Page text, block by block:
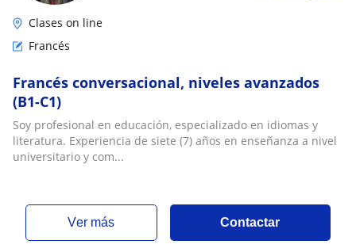
Clases on line
Francés
Francés conversacional, niveles avanzados
(B1-C1)
Soy profesional en educación, especializado en idiomas y
literatura. Experiencia de siete (7) años en enseñanza a nivel
universitario y com...
ver más Contactar